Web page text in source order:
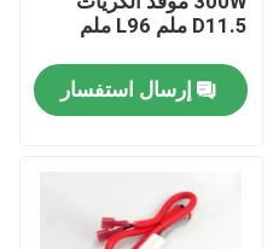
المنزل
أشرطة فيديو
D11.5 ملم L96 ملم
إرسال استفسار